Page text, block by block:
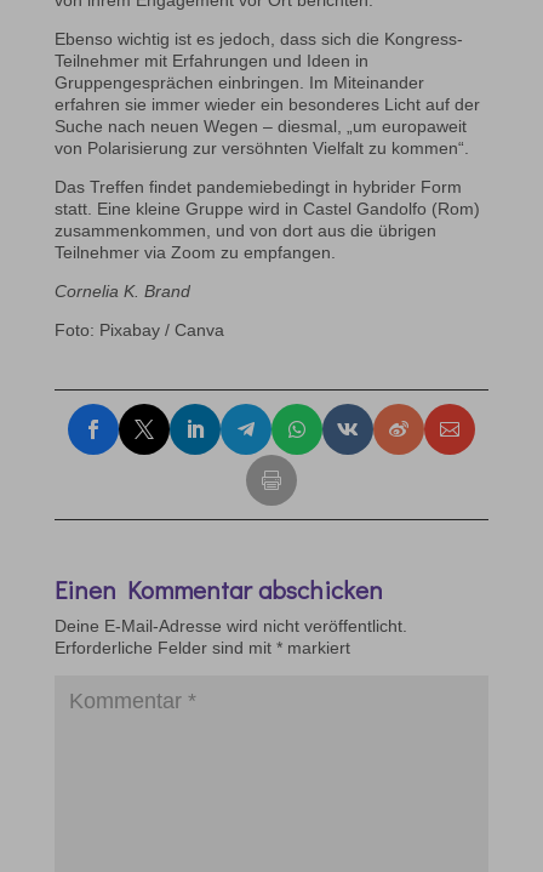
Ebenso wichtig ist es jedoch, dass sich die Kongress-
Teilnehmer mit Erfahrungen und Ideen in
Gruppengesprächen einbringen. Im Miteinander
erfahren sie immer wieder ein besonderes Licht auf der
Suche nach neuen Wegen – diesmal, „um europaweit
von Polarisierung zur versöhnten Vielfalt zu kommen“.
Das Treffen findet pandemiebedingt in hybrider Form
statt. Eine kleine Gruppe wird in Castel Gandolfo (Rom)
zusammenkommen, und von dort aus die übrigen
Teilnehmer via Zoom zu empfangen.
Cornelia K. Brand
Foto: Pixabay / Canva
Einen Kommentar abschicken
Deine E-Mail-Adresse wird nicht veröffentlicht.
Erforderliche Felder sind mit *markiert